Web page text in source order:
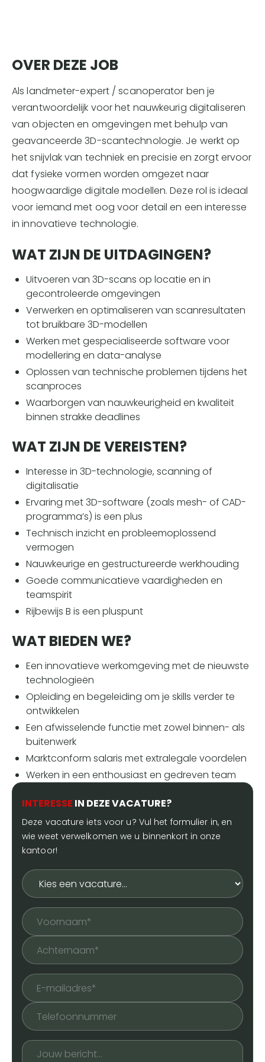
OVER DEZE JOB
Als landmeter-expert / scanoperator ben je
verantwoordelijk voor het nauwkeurig digitaliseren
van objecten en omgevingen met behulp van
geavanceerde 3D-scantechnologie. Je werkt op
het snijvlak van techniek en precisie en zorgt ervoor
dat fysieke vormen worden omgezet naar
hoogwaardige digitale modellen. Deze rol is ideaal
voor iemand met oog voor detail en een interesse
in innovatieve technologie.
WAT ZIJN DE UITDAGINGEN?
Uitvoeren van 3D-scans op locatie en in
gecontroleerde omgevingen
Verwerken en optimaliseren van scanresultaten
tot bruikbare 3D-modellen
Werken met gespecialiseerde software voor
modellering en data-analyse
Oplossen van technische problemen tijdens het
scanproces
Waarborgen van nauwkeurigheid en kwaliteit
binnen strakke deadlines
WAT ZIJN DE VEREISTEN?
Interesse in 3D-technologie, scanning of
digitalisatie
Ervaring met 3D-software (zoals mesh- of CAD-
programma’s) is een plus
Technisch inzicht en probleemoplossend
vermogen
Nauwkeurige en gestructureerde werkhouding
Goede communicatieve vaardigheden en
teamspirit
Rijbewijs B is een pluspunt
WAT BIEDEN WE?
Een innovatieve werkomgeving met de nieuwste
technologieën
Opleiding en begeleiding om je skills verder te
ontwikkelen
Een afwisselende functie met zowel binnen- als
buitenwerk
Marktconform salaris met extralegale voordelen
Werken in een enthousiast en gedreven team
INTERESSE IN DEZE VACATURE?
Deze vacature iets voor u? Vul het formulier in, en
wie weet verwelkomen we u binnenkort in onze
kantoor!